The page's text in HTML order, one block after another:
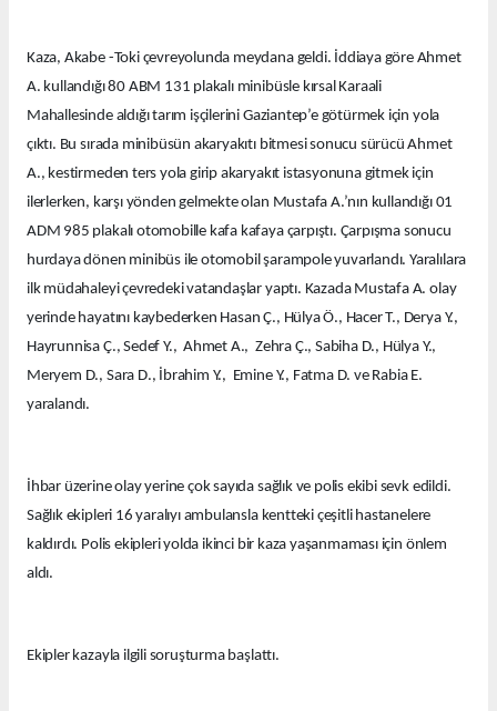
Kaza, Akabe -Toki çevreyolunda meydana geldi. İddiaya göre Ahmet
A. kullandığı 80 ABM 131 plakalı minibüsle kırsal Karaali
Mahallesinde aldığı tarım işçilerini Gaziantep’e götürmek için yola
çıktı. Bu sırada minibüsün akaryakıtı bitmesi sonucu sürücü Ahmet
A., kestirmeden ters yola girip akaryakıt istasyonuna gitmek için
ilerlerken, karşı yönden gelmekte olan Mustafa A.’nın kullandığı 01
ADM 985 plakalı otomobille kafa kafaya çarpıştı. Çarpışma sonucu
hurdaya dönen minibüs ile otomobil şarampole yuvarlandı. Yaralılara
ilk müdahaleyi çevredeki vatandaşlar yaptı. Kazada Mustafa A. olay
yerinde hayatını kaybederken Hasan Ç., Hülya Ö., Hacer T., Derya Y.,
Hayrunnisa Ç., Sedef Y., Ahmet A., Zehra Ç., Sabiha D., Hülya Y.,
Meryem D., Sara D., İbrahim Y., Emine Y., Fatma D. ve Rabia E.
yaralandı.
İhbar üzerine olay yerine çok sayıda sağlık ve polis ekibi sevk edildi.
Sağlık ekipleri 16 yaralıyı ambulansla kentteki çeşitli hastanelere
kaldırdı. Polis ekipleri yolda ikinci bir kaza yaşanmaması için önlem
aldı.
Ekipler kazayla ilgili soruşturma başlattı.